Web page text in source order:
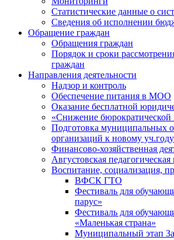
Статистические данные о
Сведения об исполнении
Обращение граждан
Обращения граждан
Порядок и сроки
граждан
Направления деятельности
Надзор и контроль
Обеспечение питания в МОО
Оказание бесплатной
«Снижение бюрократической
Подготовка муниципальных
организаций к новому уч.году
Финансово-хозяйственная
Августовская
Воспитание, социализация,
ВФСК ГТО
Фестиваль для
парус»
Фестиваль для
«Маленькая страна»
Муниципальный этап